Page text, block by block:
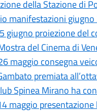
della Stazione di
manifestazioni
giugno proiezione del
del Cinema di
maggio consegna
premiata
Spinea Mirano ha
maggio